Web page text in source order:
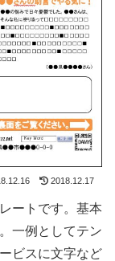
2018.12.17
ートです。基本
一例としてテン
ビスに文字など